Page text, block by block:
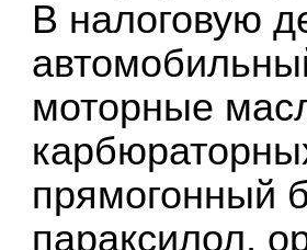
В налоговую
моторные
прямогонный
параксилол,